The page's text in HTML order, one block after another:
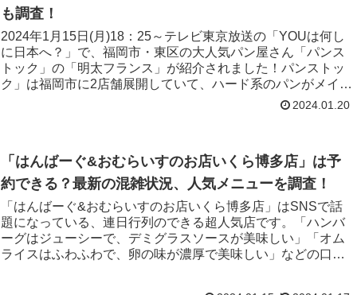
も調査！
2024年1月15日(月)18：25～テレビ東京放送の「YOUは何し
に日本へ？」で、福岡市・東区の大人気パン屋さん「パンス
トック」の「明太フランス」が紹介されました！パンストッ
ク」は福岡市に2店舗展開していて、ハード系のパンがメイン
2024.01.20
「はんばーぐ&おむらいすのお店いくら博多店」は予
約できる？最新の混雑状況、人気メニューを調査！
「はんばーぐ&おむらいすのお店いくら博多店」はSNSで話
題になっている、連日行列のできる超人気店です。「ハンバ
ーグはジューシーで、デミグラスソースが美味しい」「オム
ライスはふわふわで、卵の味が濃厚で美味しい」などの口コ